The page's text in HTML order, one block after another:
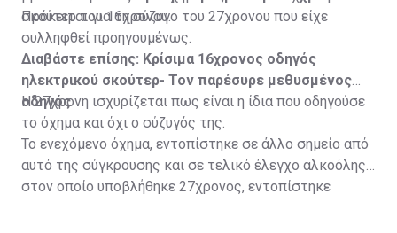
σκούτερ του 16χρονου.
Πρόκειται για τη σύζυγο του 27χρονου που είχε
συλληφθεί προηγουμένως.
Διαβάστε επίσης: Κρίσιμα 16χρονος οδηγός
ηλεκτρικού σκούτερ- Τον παρέσυρε μεθυσμένος
οδηγός
Η 27χρονη ισχυρίζεται πως είναι η ίδια που οδηγούσε
το όχημα και όχι ο σύζυγός της.
Το ενεχόμενο όχημα, εντοπίστηκε σε άλλο σημείο από
αυτό της σύγκρουσης και σε τελικό έλεγχο αλκοόλης
στον οποίο υποβλήθηκε 27χρονος, εντοπίστηκε